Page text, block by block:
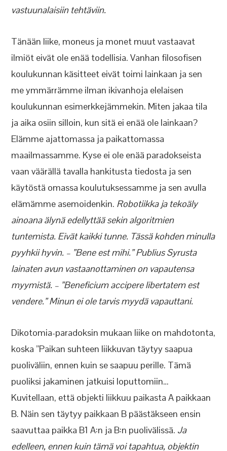
vastuunalaisiin tehtäviin.
Tänään liike, moneus ja monet muut vastaavat
ilmiöt eivät ole enää todellisia. Vanhan filosofisen
koulukunnan käsitteet eivät toimi lainkaan ja sen
me ymmärrämme ilman ikivanhoja elelaisen
koulukunnan esimerkkejämmekin. Miten jakaa tila
ja aika osiin silloin, kun sitä ei enää ole lainkaan?
Elämme ajattomassa ja paikattomassa
maailmassamme. Kyse ei ole enää paradokseista
vaan väärällä tavalla hankitusta tiedosta ja sen
käytöstä omassa koulutuksessamme ja sen avulla
elämämme asemoidenkin. Robotiikka ja tekoäly
ainoana älynä edellyttää sekin algoritmien
tuntemista. Eivät kaikki tunne. Tässä kohden minulla
pyyhkii hyvin. – ”Bene est mihi.” Publius Syrusta
lainaten avun vastaanottaminen on vapautensa
myymistä. – ”Beneficium accipere libertatem est
vendere.” Minun ei ole tarvis myydä vapauttani.
Dikotomia-paradoksin mukaan liike on mahdotonta,
koska ”Paikan suhteen liikkuvan täytyy saapua
puoliväliin, ennen kuin se saapuu perille. Tämä
puoliksi jakaminen jatkuisi loputtomiin…
Kuvitellaan, että objekti liikkuu paikasta A paikkaan
B. Näin sen täytyy paikkaan B päästäkseen ensin
saavuttaa paikka B1 A:n ja B:n puolivälissä. Ja
edelleen, ennen kuin tämä voi tapahtua, objektin